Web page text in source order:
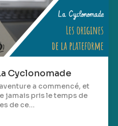
Cyclonomade
a commencé, et
jamais pris le temps de
de ce...